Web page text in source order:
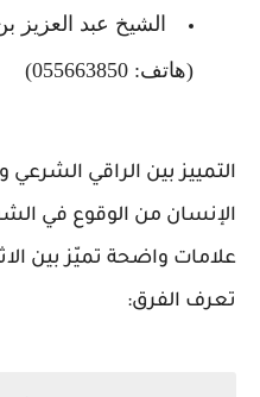
الشيخ عبد
(هاتف: 055663850)
التمييز بين الراقي
الإنسان من الوقوع في
علامات واضحة تميّز بين
تعرف الفرق: